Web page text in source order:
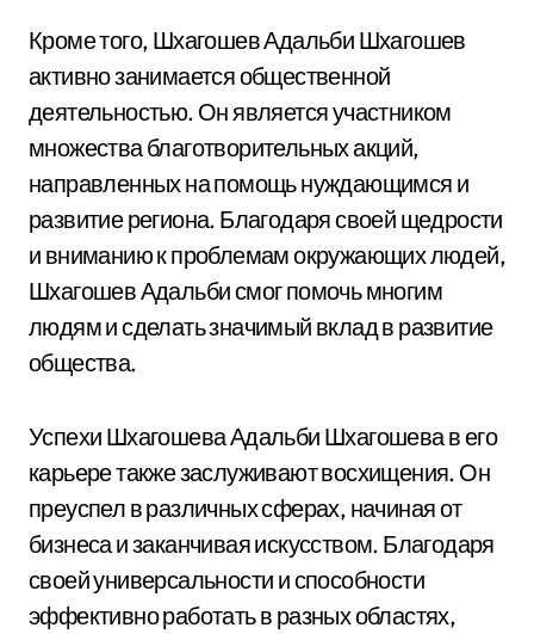
Кроме того, Шхагошев Адальби Шхагошев
активно занимается общественной
деятельностью. Он является участником
множества благотворительных акций,
направленных на помощь нуждающимся и
развитие региона. Благодаря своей щедрости
и вниманию к проблемам окружающих людей,
Шхагошев Адальби смог помочь многим
людям и сделать значимый вклад в развитие
общества.
Успехи Шхагошева Адальби Шхагошева в его
карьере также заслуживают восхищения. Он
преуспел в различных сферах, начиная от
бизнеса и заканчивая искусством. Благодаря
своей универсальности и способности
эффективно работать в разных областях,